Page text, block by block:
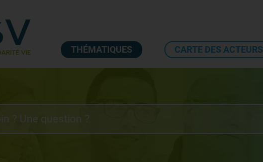
THÉMATIQUES CARTE DES ACTEURS